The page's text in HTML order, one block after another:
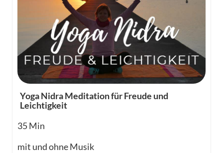
Yoga Nidra Meditation für Freude und
Leichtigkeit
35
mit und ohne Musik